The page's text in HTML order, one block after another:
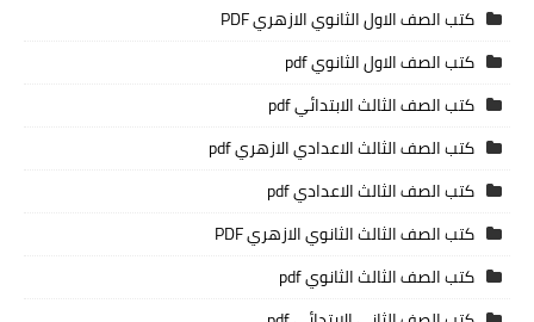
كتب الصف الاول الثانوي الازهري PDF
كتب الصف الاول الثانوي pdf
كتب الصف الثالث الابتدائي pdf
كتب الصف الثالث الاعدادي الازهري pdf
كتب الصف الثالث الاعدادي pdf
كتب الصف الثالث الثانوي الازهري PDF
كتب الصف الثالث الثانوي pdf